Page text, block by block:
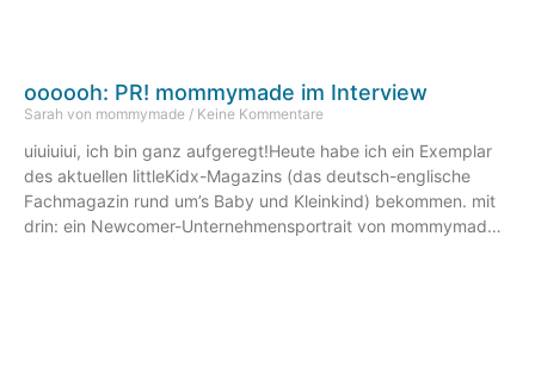
oooooh: PR! mommymade im Interview
Sarah von mommymade Keine Kommentare
uiuiuiui, ich bin ganz aufgeregt!Heute habe ich ein Exemplar
des aktuellen littleKidx-Magazins (das deutsch-englische
Fachmagazin rund um’s Baby und Kleinkind) bekommen. mit
drin: ein Newcomer-Unternehmensportrait von mommymade!